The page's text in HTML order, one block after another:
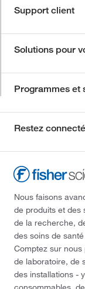
Support client
Solutions pour
Programmes et
Restez connecté
Nous faisons
de produits et des
de la recherche,
des soins de
Comptez sur
de laboratoire, de
des installations -